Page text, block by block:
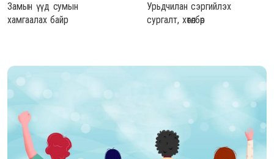
Замын үүд сумын
хамгаалах байр
Урьдчилан сэргийлэх
сургалт, хөтөлбөр